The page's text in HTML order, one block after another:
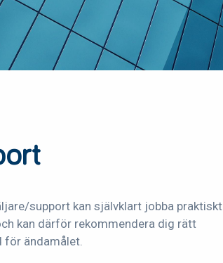
support kan självklart jobba praktiskt
kan därför rekommendera dig rätt
ändamålet.